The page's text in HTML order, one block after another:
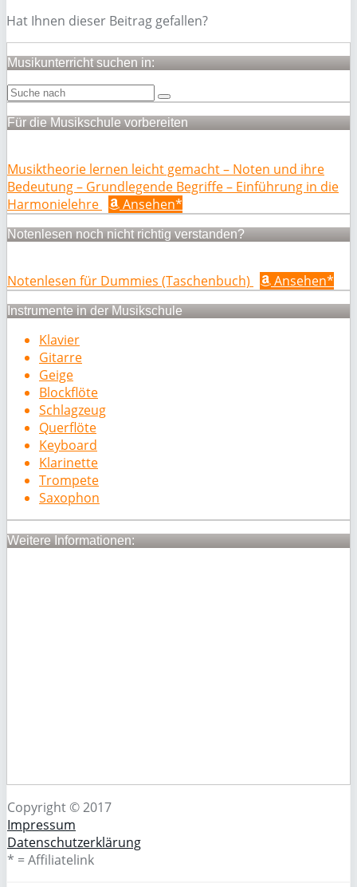
Hat Ihnen dieser Beitrag gefallen?
Musikunterricht suchen in:
Für die Musikschule vorbereiten
Musiktheorie lernen leicht gemacht – Noten und ihre
Bedeutung – Grundlegende Begriffe – Einführung in die
Harmonielehre
Ansehen*
Notenlesen noch nicht richtig verstanden?
Notenlesen für Dummies (Taschenbuch) Ansehen*
Instrumente in der Musikschule
Klavier
Gitarre
Geige
Blockflöte
Schlagzeug
Querflöte
Keyboard
Klarinette
Trompete
Saxophon
Weitere Informationen:
Copyright © 2017
Impressum
Datenschutzerklärung
* = Affiliatelink